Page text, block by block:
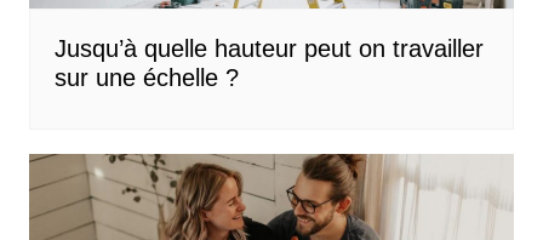
Jusqu’à quelle hauteur peut on travailler
sur une échelle ?